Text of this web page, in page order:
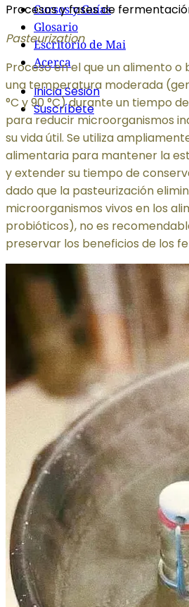
Cursos y Guías
Glosario
Escritorio de Mai
Acerca
Inicia Sesión
Suscríbete
Procesos y fases de
Pasteurization
Proceso en el que un alimento o
una temperatura moderada
°C y 90 °C) durante un tiempo
para reducir microorganismos
su vida útil. Se utiliza
alimentaria para mantener la
y extender su tiempo de
dado que la pasteurización
microorganismos vivos en los
probióticos), no es
preservar los beneficios de los